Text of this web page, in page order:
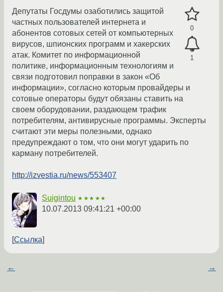
0
1
Депутаты Госдумы озаботились защитой
частных пользователей интернета и
абонентов сотовых сетей от компьютерных
вирусов, шпионских программ и хакерских
атак. Комитет по информационной
политике, информационным технологиям и
связи подготовил поправки в закон «Об
информации», согласно которым провайдеры и
сотовые операторы будут обязаны ставить на
своем оборудовании, раздающем трафик
потребителям, антивирусные программы. Эксперты
считают эти меры полезными, однако
предупреждают о том, что они могут ударить по
карману потребителей.
http://izvestia.ru/news/553407
Suigintou ★★★★★
10.07.2013 09:41:21 +00:00
Ссылка
← →